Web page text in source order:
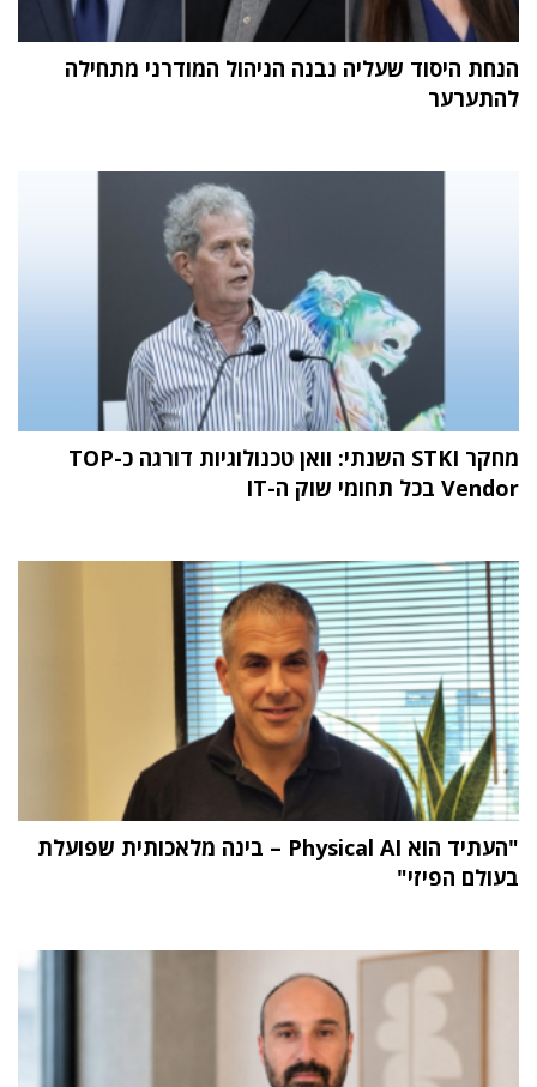
הנחת היסוד שעליה נבנה הניהול המודרני מתחילה
להתערער
מחקר STKI השנתי: וואן טכנולוגיות דורגה כ-TOP
Vendor בכל תחומי שוק ה-IT
"העתיד הוא Physical AI – בינה מלאכותית שפועלת
בעולם הפיזי"